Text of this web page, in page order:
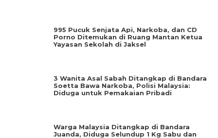
995 Pucuk Senjata Api, Narkoba, dan CD
Porno Ditemukan di Ruang Mantan Ketua
Yayasan Sekolah di Jaksel
3 Wanita Asal Sabah Ditangkap di Bandara
Soetta Bawa Narkoba, Polisi Malaysia:
Diduga untuk Pemakaian Pribadi
Warga Malaysia Ditangkap di Bandara
Juanda, Diduga Selundup 1 Kg Sabu dan